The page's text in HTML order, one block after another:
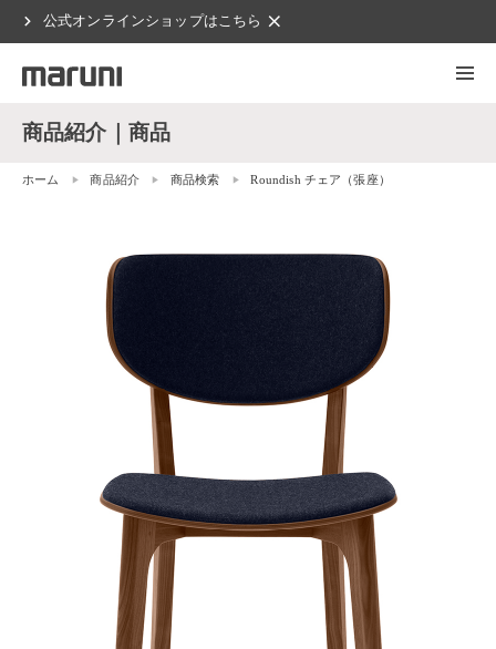
chevron_right 公式オンラインショップはこちら clear
商品紹介｜商品
ホーム 商品紹介 商品検索 Roundish チェア（張座）